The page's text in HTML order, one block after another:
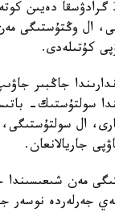
كۇندىز اۋا تەمپەراتۋراسى
ال وڭتۇستىگى
كۇتىلەدى.
جاڭبىر
ال
جاريالانعان.
مەن
جەرلەردە نوسەر